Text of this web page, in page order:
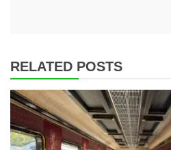
RELATED POSTS